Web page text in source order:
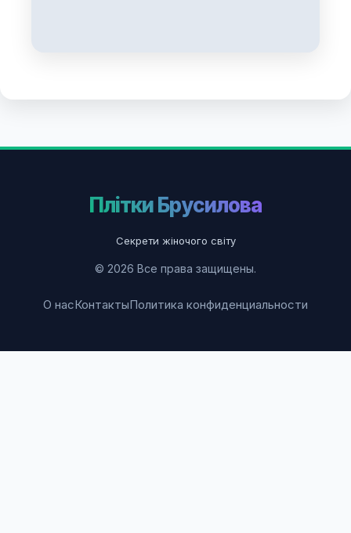
Плітки Брусилова
Секрети жіночого світу
© 2026 Все права защищены.
О насКонтактыПолитика конфиденциальности